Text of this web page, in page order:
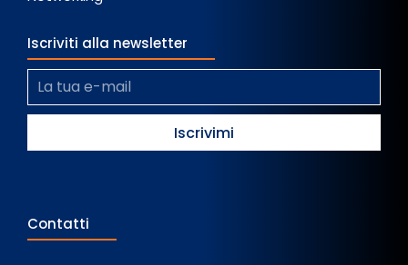
Iscriviti alla newsletter
Contatti